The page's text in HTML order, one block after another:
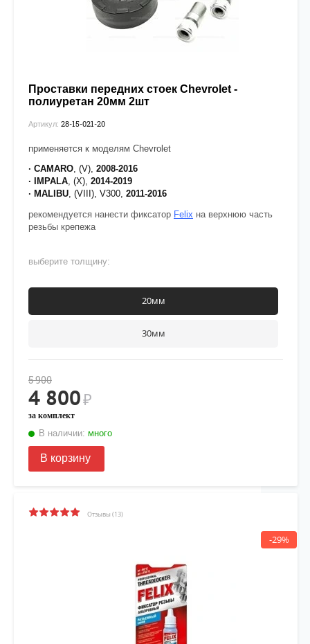
Проставки передних стоек Chevrolet -
полиуретан 20мм 2шт
Артикул: 28-15-021-20
применяется к моделям Chevrolet
· CAMARO , (V), 2008-2016
· IMPALA , (X), 2014-2019
· MALIBU , (VIII), V300, 2011-2016
рекомендуется нанести фиксатор Felix на верхнюю часть
резьбы крепежа
выберите толщину:
20мм
30мм
5 900
4 800₽
за комплект
В наличии: много
В корзину
Отзывы (13)
-29%